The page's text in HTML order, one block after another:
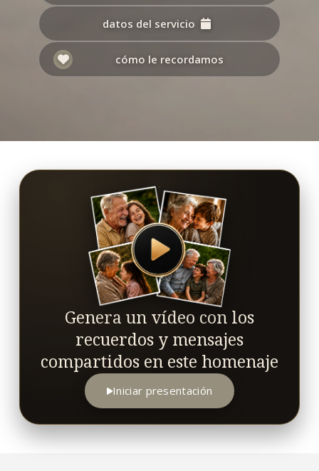
datos del servicio
cómo le recordamos
Genera un vídeo con los
recuerdos y mensajes
compartidos en este homenaje
Iniciar presentación